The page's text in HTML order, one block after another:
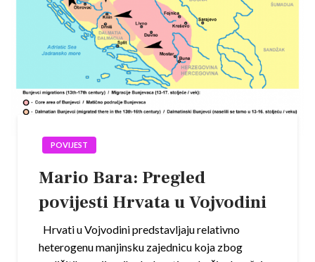
POVIJEST
Mario Bara: Pregled
povijesti Hrvata u Vojvodini
Hrvati u Vojvodini predstavljaju relativno
heterogenu manjinsku zajednicu koja zbog